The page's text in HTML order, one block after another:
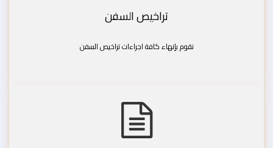
تراخيص السفن
نقوم بإنهاء كافة اجراءات تراخيص السفن